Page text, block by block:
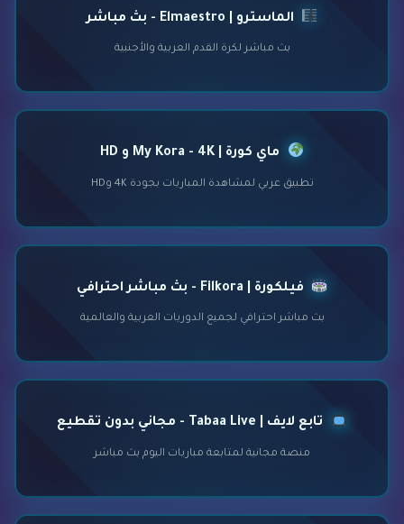
الماسترو | Elmaestro - بث مباشر
بث مباشر لكرة القدم العربية والأجنبية
ماي كورة | My Kora - 4K و HD
تطبيق عربي لمشاهدة المباريات بجودة 4K وHD
فيلكورة | Filkora - بث مباشر احترافي
بث مباشر احترافي لجميع الدوريات العربية والعالمية
تابع لايف | Tabaa Live - مجاني بدون تقطيع
منصة مجانية لمتابعة مباريات اليوم بث مباشر